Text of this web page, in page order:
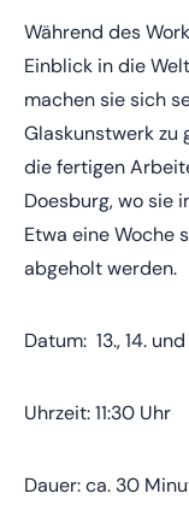
Während des
Einblick in die
machen sie sich
Glaskunstwerk zu
die fertigen
Doesburg, wo sie
Etwa eine Woche
abgeholt werden.
Datum: 13., 14.
Uhrzeit: 11:30 Uhr
Dauer: ca. 30